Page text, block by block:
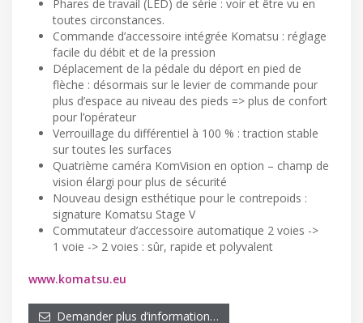
Phares de travail (LED) de série : voir et être vu en
toutes circonstances.
Commande d’accessoire intégrée Komatsu : réglage
facile du débit et de la pression
Déplacement de la pédale du déport en pied de
flèche : désormais sur le levier de commande pour
plus d’espace au niveau des pieds => plus de confort
pour l’opérateur
Verrouillage du différentiel à 100 % : traction stable
sur toutes les surfaces
Quatrième caméra KomVision en option – champ de
vision élargi pour plus de sécurité
Nouveau design esthétique pour le contrepoids :
signature Komatsu Stage V
Commutateur d’accessoire automatique 2 voies ->
1 voie -> 2 voies : sûr, rapide et polyvalent
www.komatsu.eu
Demander plus d’information…